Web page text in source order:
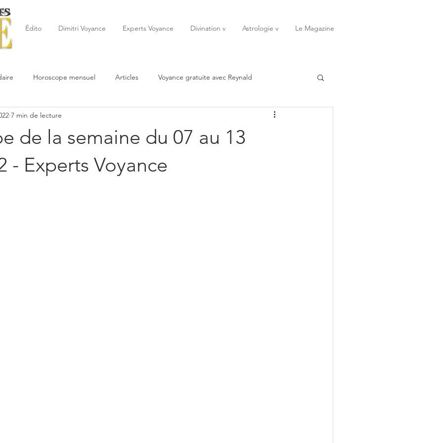
Édito Dimitri Voyance Experts Voyance Divination v Astrologie v Le Magazine
Horoscope mensuel Articles Voyance gratuite avec Reynald
de la semaine
Cartomancie Février
de la semaine du 07 au 13
- Experts Voyance
7 min de lecture